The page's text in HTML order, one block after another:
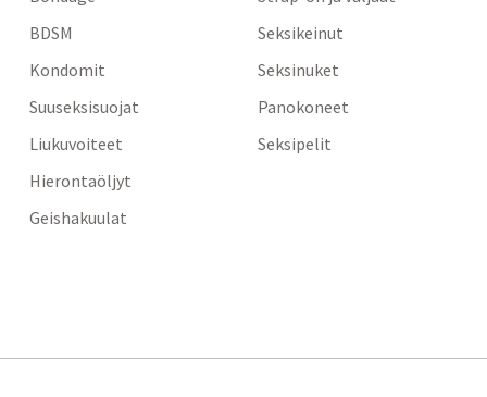
BDSM
Kondomit
Suuseksisuojat
Liukuvoiteet
Hierontaöljyt
Geishakuulat
Seksikeinut
Seksinuket
Panokoneet
Seksipelit